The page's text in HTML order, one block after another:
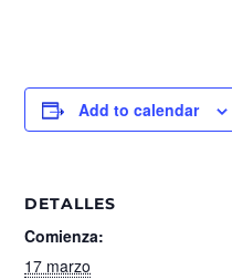
Add to calendar
DETALLES
Comienza:
17 marzo